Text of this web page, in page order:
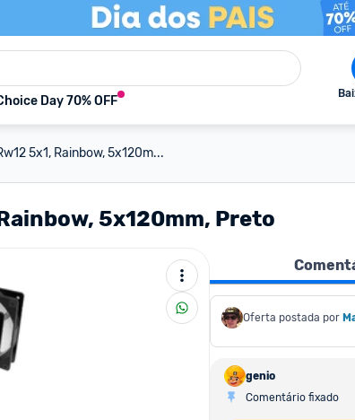
Day 70% OFF
5x1, Rainbow, 5x120m...
5x120mm, Preto
Oferta postada por
genio
Comentário fixado